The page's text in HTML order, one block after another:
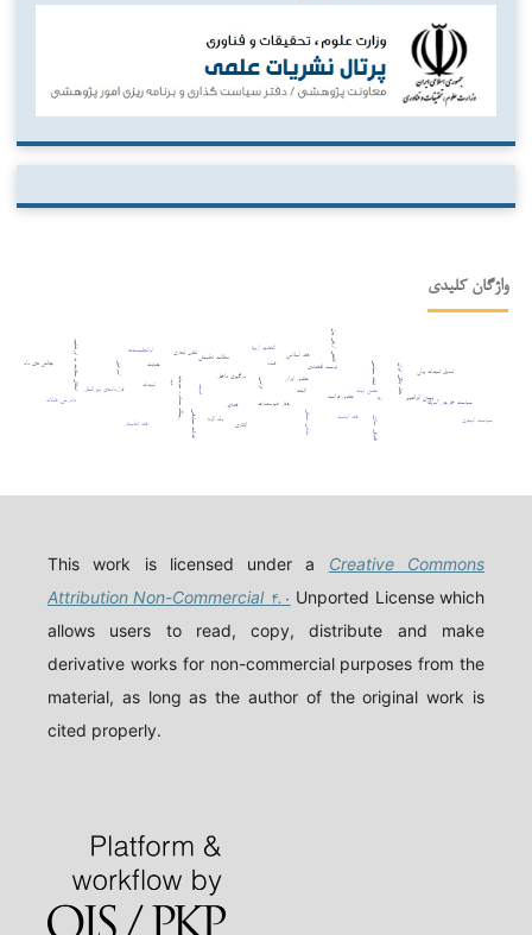
واژگان کلیدی
ثبات سیاسی توسعه اقتصادی
فساد
درگیری داخلی
ریسک مصادره سرمایه ثبوت اثبات
تعهدات
حقوق ایران
حقوق فرانسه
مطالعه تطبیقی
رفتار غیرمتعارف
تقلب تجاری
قراردادهای بین‌المللی حسن نیت
اتحادیه اروپا کاهش ارزش پول
نظام بانکی ایران
فقه اسلامی
ربا
تعدیل تعهدات پولی
عدالت معاوضی
دیه
قصاص
ولد الزنا فقه امامیه مذهب حنفی
جنایت
فقه تطبیقی
اوانجلیست‌ها
سیاست خارجی آمریکا
ترامپ
اسرائیل انتقال سفارت به اورشلیم
پیمان ابراهیم
افترقی سازی
دادرسی عادلانه
چالش های دادرسی
سیاست کیفری
اتانازی
This work is licensed under a Creative Commons
Attribution Non-Commercial ۴.۰ Unported License which
allows users to read, copy, distribute and make
derivative works for non-commercial purposes from the
material, as long as the author of the original work is
cited properly.